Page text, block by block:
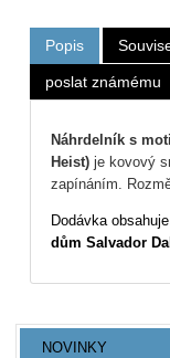
Popis
poslat známému
Náhrdelník s
Heist)je kovový
zapínáním.
Dodávka
dům Salvador
NOVINKY